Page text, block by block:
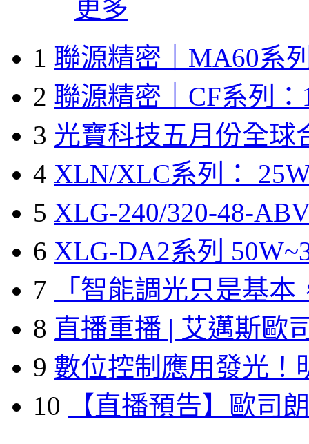
更多
1 聯源精密｜MA60系
2 聯源精密｜CF系列：
3 光寶科技五月份全球
4 XLN/XLC系列：
5 XLG-240/320-48-
6 XLG-DA2系列
7
「智能調光只是基本
8 直播重播 | 艾邁斯歐
9 數位控制應用發光！
10
【直播預告】歐司